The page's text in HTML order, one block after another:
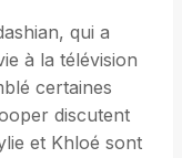
qui a
à la télévision
certaines
discutent
et Khloé sont